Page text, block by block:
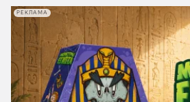
РЕКЛАМА